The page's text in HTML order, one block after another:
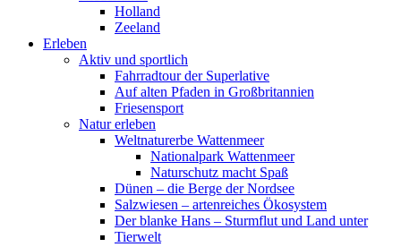
Holland
Zeeland
Erleben
Aktiv und sportlich
Fahrradtour der Superlative
Auf alten Pfaden in Großbritannien
Friesensport
Natur erleben
Weltnaturerbe Wattenmeer
Nationalpark Wattenmeer
Naturschutz macht Spaß
Dünen – die Berge der Nordsee
Salzwiesen – artenreiches Ökosystem
Der blanke Hans – Sturmflut und Land unter
Tierwelt